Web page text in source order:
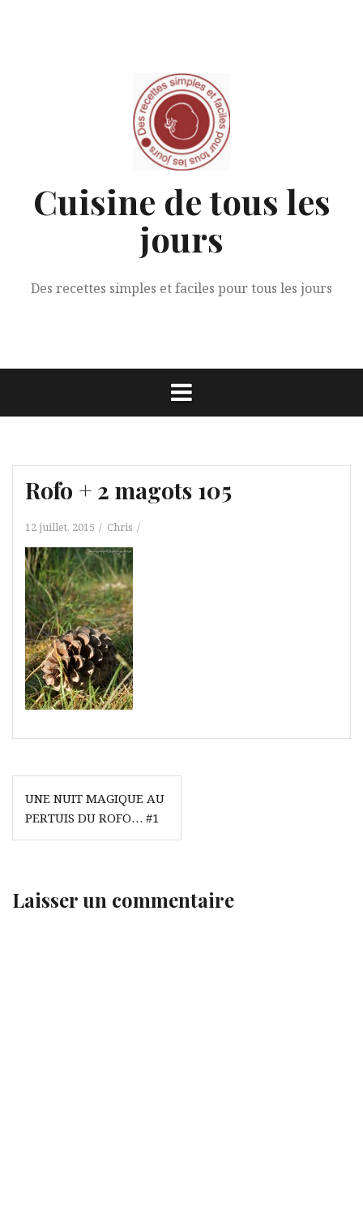
Cuisine de tous les
jours
Des recettes simples et faciles pour tous les jours
Rofo + 2 magots 105
12 juillet, 2015 Chris
Navigation
de
l’article
UNE NUIT MAGIQUE AU
PERTUIS DU ROFO… #1
Laisser un commentaire